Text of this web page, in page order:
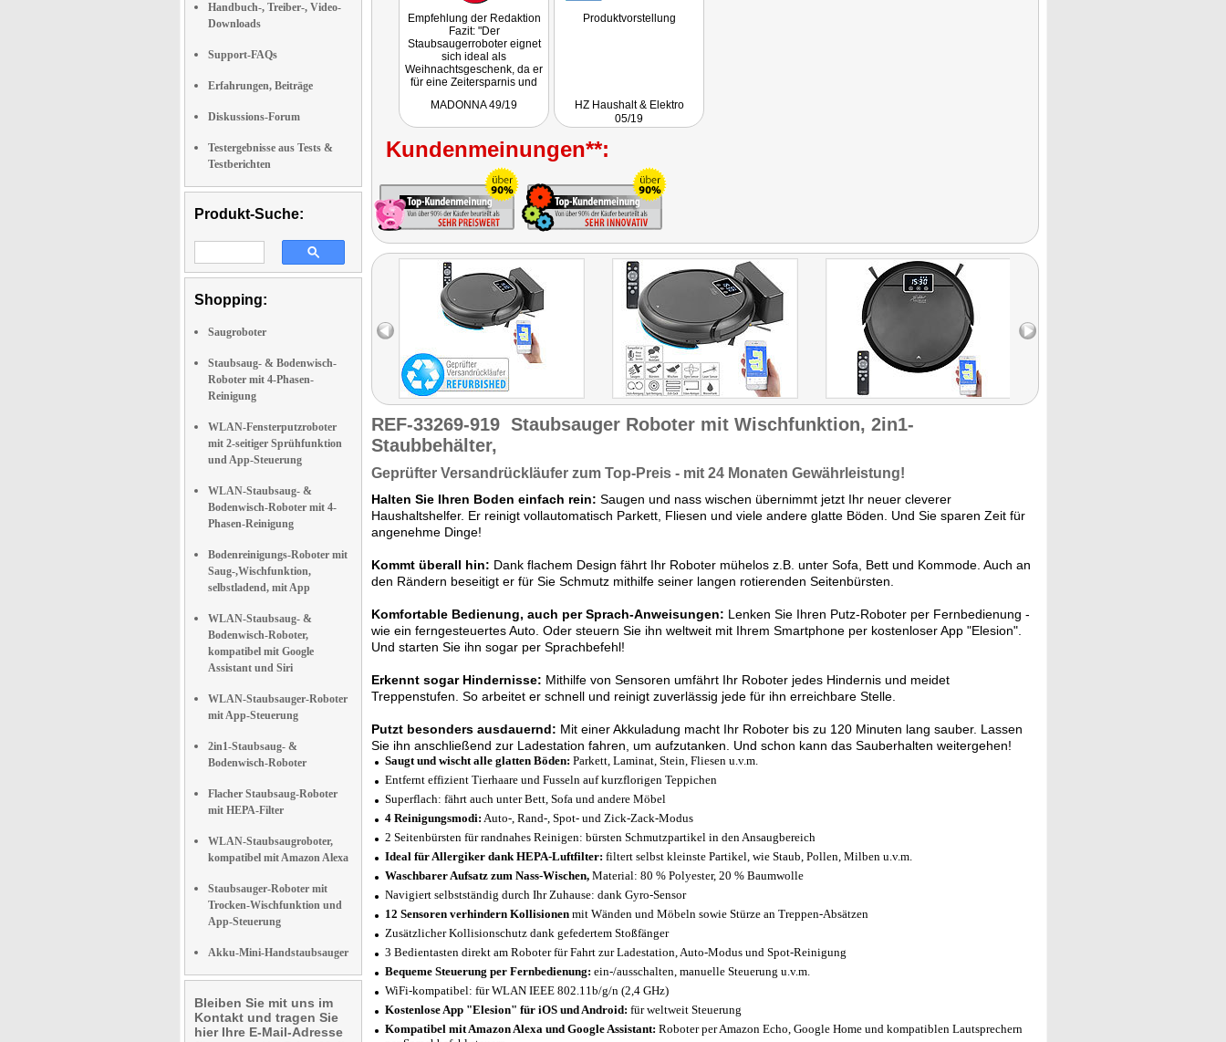
Handbuch-, Treiber-, Video-
Downloads
Support-FAQs
Erfahrungen, Beiträge
Diskussions-Forum
Testergebnisse aus Tests &
Testberichten
Produkt-Suche:
Shopping:
Saugroboter
Staubsaug- & Bodenwisch-
Roboter mit 4-Phasen-
Reinigung
WLAN-Fensterputzroboter
mit 2-seitiger Sprühfunktion
und App-Steuerung
WLAN-Staubsaug- &
Bodenwisch-Roboter mit 4-
Phasen-Reinigung
Bodenreinigungs-Roboter mit
Saug-,Wischfunktion,
selbstladend, mit App
WLAN-Staubsaug- &
Bodenwisch-Roboter,
kompatibel mit Google
Assistant und Siri
WLAN-Staubsauger-Roboter
mit App-Steuerung
2in1-Staubsaug- &
Bodenwisch-Roboter
Flacher Staubsaug-Roboter
mit HEPA-Filter
WLAN-Staubsaugroboter,
kompatibel mit Amazon Alexa
Staubsauger-Roboter mit
Trocken-Wischfunktion und
App-Steuerung
Akku-Mini-Handstaubsauger
Bleiben Sie mit uns im
Kontakt und tragen Sie
hier Ihre E-Mail-Adresse
Empfehlung der Redaktion
Fazit: "Der
Staubsaugerroboter eignet
sich ideal als
Weihnachtsgeschenk, da er
für eine Zeitersparnis und
sorgt."
MADONNA 49/19
Produktvorstellung
HZ Haushalt & Elektro
05/19
Kundenmeinungen**:
REF-33269-919 Staubsauger Roboter mit Wischfunktion, 2in1-
Staubbehälter,
Geprüfter Versandrückläufer zum Top-Preis - mit 24 Monaten Gewährleistung!
Halten Sie Ihren Boden einfach rein: Saugen und nass wischen übernimmt jetzt Ihr neuer cleverer
Haushaltshelfer. Er reinigt vollautomatisch Parkett, Fliesen und viele andere glatte Böden. Und Sie sparen Zeit für
angenehme Dinge!
Kommt überall hin: Dank flachem Design fährt Ihr Roboter mühelos z.B. unter Sofa, Bett und Kommode. Auch an
den Rändern beseitigt er für Sie Schmutz mithilfe seiner langen rotierenden Seitenbürsten.
Komfortable Bedienung, auch per Sprach-Anweisungen: Lenken Sie Ihren Putz-Roboter per Fernbedienung -
wie ein ferngesteuertes Auto. Oder steuern Sie ihn weltweit mit Ihrem Smartphone per kostenloser App "Elesion".
Und starten Sie ihn sogar per Sprachbefehl!
Erkennt sogar Hindernisse: Mithilfe von Sensoren umfährt Ihr Roboter jedes Hindernis und meidet
Treppenstufen. So arbeitet er schnell und reinigt zuverlässig jede für ihn erreichbare Stelle.
Putzt besonders ausdauernd: Mit einer Akkuladung macht Ihr Roboter bis zu 120 Minuten lang sauber. Lassen
Sie ihn anschließend zur Ladestation fahren, um aufzutanken. Und schon kann das Sauberhalten weitergehen!
Saugt und wischt alle glatten Böden: Parkett, Laminat, Stein, Fliesen u.v.m.
Entfernt effizient Tierhaare und Fusseln auf kurzflorigen Teppichen
Superflach: fährt auch unter Bett, Sofa und andere Möbel
4 Reinigungsmodi: Auto-, Rand-, Spot- und Zick-Zack-Modus
2 Seitenbürsten für randnahes Reinigen: bürsten Schmutzpartikel in den Ansaugbereich
Ideal für Allergiker dank HEPA-Luftfilter: filtert selbst kleinste Partikel, wie Staub, Pollen, Milben u.v.m.
Waschbarer Aufsatz zum Nass-Wischen, Material: 80 % Polyester, 20 % Baumwolle
Navigiert selbstständig durch Ihr Zuhause: dank Gyro-Sensor
12 Sensoren verhindern Kollisionen mit Wänden und Möbeln sowie Stürze an Treppen-Absätzen
Zusätzlicher Kollisionschutz dank gefedertem Stoßfänger
3 Bedientasten direkt am Roboter für Fahrt zur Ladestation, Auto-Modus und Spot-Reinigung
Bequeme Steuerung per Fernbedienung: ein-/ausschalten, manuelle Steuerung u.v.m.
WiFi-kompatibel: für WLAN IEEE 802.11b/g/n (2,4 GHz)
Kostenlose App "Elesion" für iOS und Android: für weltweit Steuerung
Kompatibel mit Amazon Alexa und Google Assistant: Roboter per Amazon Echo, Google Home und kompatiblen Lautsprechern